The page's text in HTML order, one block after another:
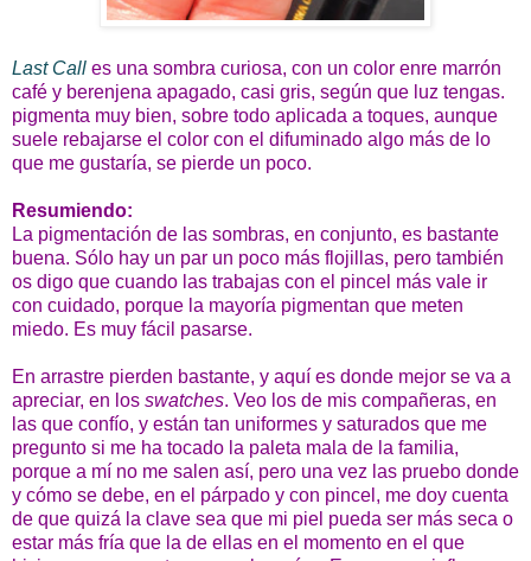
Last Call es una sombra curiosa, con un color enre marrón
café y berenjena apagado, casi gris, según que luz tengas.
pigmenta muy bien, sobre todo aplicada a toques, aunque
suele rebajarse el color con el difuminado algo más de lo
que me gustaría, se pierde un poco.
Resumiendo:
La pigmentación de las sombras, en conjunto, es bastante
buena. Sólo hay un par un poco más flojillas, pero también
os digo que cuando las trabajas con el pincel más vale ir
con cuidado, porque la mayoría pigmentan que meten
miedo. Es muy fácil pasarse.
En arrastre pierden bastante, y aquí es donde mejor se va a
apreciar, en los swatches. Veo los de mis compañeras, en
las que confío, y están tan uniformes y saturados que me
pregunto si me ha tocado la paleta mala de la familia,
porque a mí no me salen así, pero una vez las pruebo donde
y cómo se debe, en el párpado y con pincel, me doy cuenta
de que quizá la clave sea que mi piel pueda ser más seca o
estar más fría que la de ellas en el momento en el que